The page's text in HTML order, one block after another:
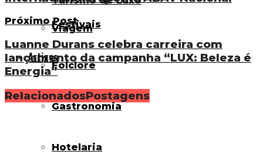
Viagem
Artigos
Festivais
Folclore
Gastronomia
Hotelaria
Próximo Post
Luanne Durans celebra carreira com
lançamento da campanha “LUX: Beleza é
Energia”
RelacionadosPostagens